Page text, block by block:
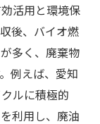
活用と環境保
後、バイオ燃
多く、廃棄物
例えば、愛知
ルに積極的
利用し、廃油